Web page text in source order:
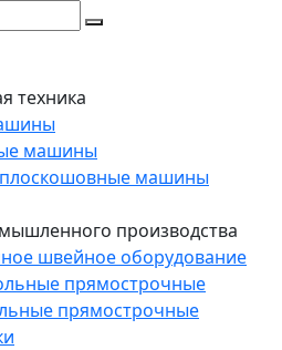
техника
машины
машины
производства
швейное оборудование
прямострочные
прямострочные